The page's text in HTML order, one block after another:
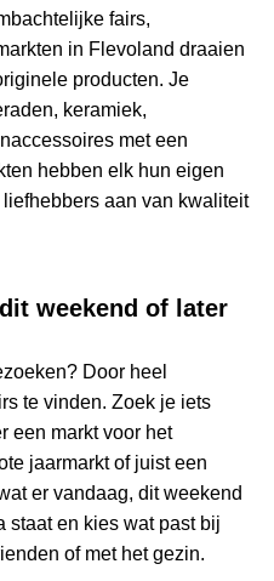
fairs,
in Flevoland draaien
producten. Je
keramiek,
met een
hebben elk hun eigen
aan van kwaliteit
weekend of later
Door heel
te vinden. Zoek je iets
een markt voor het
jaarmarkt of juist een
er vandaag, dit weekend
staat en kies wat past bij
of met het gezin.